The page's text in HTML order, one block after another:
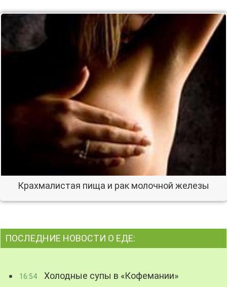
Крахмалистая пища и рак молочной железы
ПОСЛЕДНИЕ НОВОСТИ О ЕДЕ:
16:54 Холодные супы в «Кофемании»